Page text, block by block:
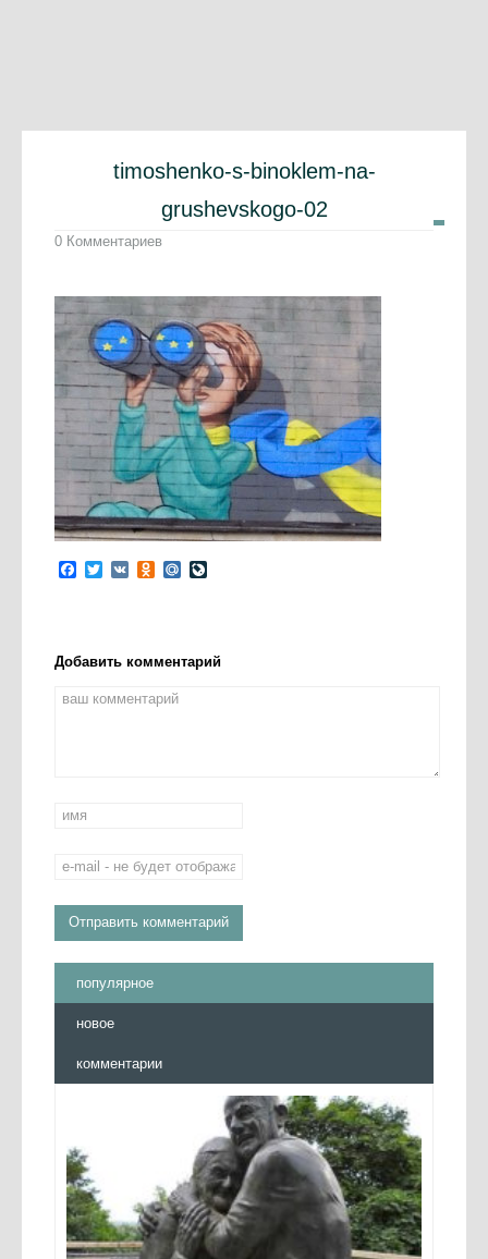
timoshenko-s-binoklem-na-
grushevskogo-02
0 Комментариев
Facebook
Twitter
VK Odnoklassniki
Mail.Ru
Добавить комментарий
популярное
новое
комментарии